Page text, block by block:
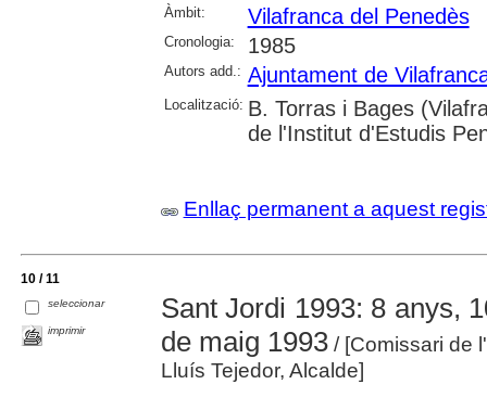
Àmbit: Vilafranca del Penedès
Cronologia: 1985
Autors add.: Ajuntament de
Localització: B. Torras i Bages
de l'Institut d'Estudis
Enllaç permanent a aquest
10 / 11
seleccionar
imprimir
Sant Jordi 1993: 8 anys,
de maig 1993/ [Comissari de
Lluís Tejedor, Alcalde]